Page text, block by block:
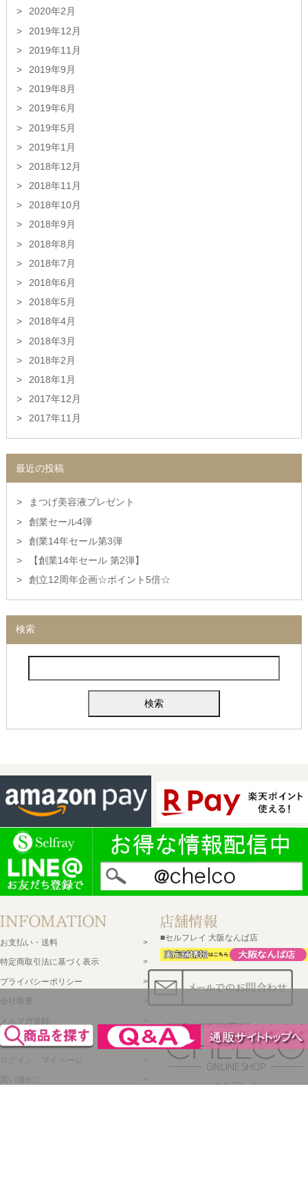
2020年2月
2019年12月
2019年11月
2019年9月
2019年8月
2019年6月
2019年5月
2019年1月
2018年12月
2018年11月
2018年10月
2018年9月
2018年8月
2018年7月
2018年6月
2018年5月
2018年4月
2018年3月
2018年2月
2018年1月
2017年12月
2017年11月
最近の投稿
まつげ美容液プレゼント
創業セール4弾
創業14年セール第3弾
【創業14年セール 第2弾】
創立12周年企画☆ポイント5倍☆
検索
お支払い・送料
特定商取引法に基づく表示
プライバシーポリシー
会社概要
メルマガ登録
新規会員登録
ログイン・マイページ
買い物かご
■セルフレイ 大阪なんば店
セルフレイ